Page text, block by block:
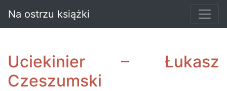
Na ostrzu książki
Uciekinier – Łukasz
Czeszumski